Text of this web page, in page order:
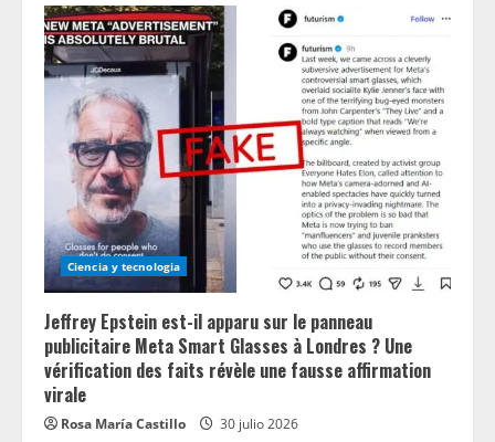
Ciencia y tecnologia
Jeffrey Epstein est-il apparu sur le panneau
publicitaire Meta Smart Glasses à Londres ? Une
vérification des faits révèle une fausse affirmation
virale
Rosa María Castillo 30 julio 2026